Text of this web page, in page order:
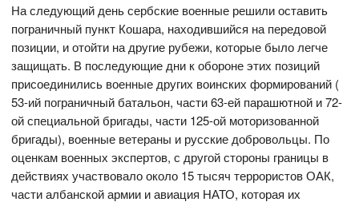
На следующий день сербские военные решили оставить
пограничный пункт Кошара, находившийся на передовой
позиции, и отойти на другие рубежи, которые было легче
защищать. В последующие дни к обороне этих позиций
присоединились военные других воинских формирований (
53-ий пограничный батальон, части 63-ей парашютной и 72-
ой специальной бригады, части 125-ой моторизованной
бригады), военные ветераны и русские добровольцы. По
оценкам военных экспертов, с другой стороны границы в
действиях участвовало около 15 тысяч террористов ОАК,
части албанской армии и авиация НАТО, которая их